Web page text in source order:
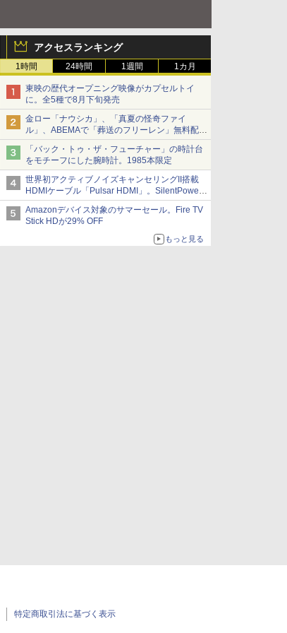
アクセスランキング
1時間 24時間 1週間 1カ月
東映の歴代オープニング映像がカプセルトイ
に。全5種で8月下旬発売
金ロー「ナウシカ」、「真夏の怪奇ファイ
ル」、ABEMAで「葬送のフリーレン」無料配信
など。夏の特番・配信情報
「バック・トゥ・ザ・フューチャー」の時計台
をモチーフにした腕時計。1985本限定
世界初アクティブノイズキャンセリングII搭載
HDMIケーブル「Pulsar HDMI」。SilentPower
から
Amazonデバイス対象のサマーセール。Fire TV
Stick HDが29% OFF
もっと見る
特定商取引法に基づく表示